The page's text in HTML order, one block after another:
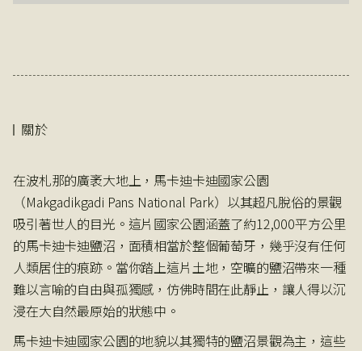
關於
在波札那的廣袤大地上，馬卡迪卡迪國家公園
（Makgadikgadi Pans National Park）以其超凡脫俗的景觀
吸引著世人的目光。這片國家公園涵蓋了約12,000平方公里
的馬卡迪卡迪鹽沼，面積相當於整個葡萄牙，幾乎沒有任何
人類居住的痕跡。當你踏上這片土地，空曠的鹽沼帶來一種
難以言喻的自由與孤獨感，仿佛時間在此靜止，讓人得以沉
浸在大自然最原始的狀態中。
馬卡迪卡迪國家公園的地貌以其獨特的鹽沼景觀為主，這些